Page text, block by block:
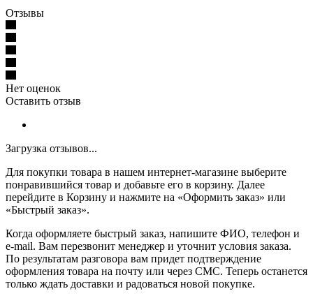
Отзывы
Нет оценок
Оставить отзыв
Загрузка отзывов...
Для покупки товара в нашем интернет-магазине выберите
понравившийся товар и добавьте его в корзину. Далее
перейдите в Корзину и нажмите на «Оформить заказ» или
«Быстрый заказ».
Когда оформляете быстрый заказ, напишите ФИО, телефон и
e-mail. Вам перезвонит менеджер и уточнит условия заказа.
По результатам разговора вам придет подтверждение
оформления товара на почту или через СМС. Теперь останется
только ждать доставки и радоваться новой покупке.